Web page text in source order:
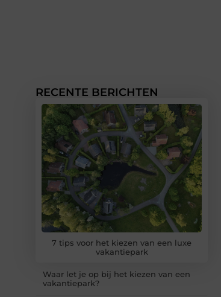
RECENTE BERICHTEN
7 tips voor het kiezen van een luxe
vakantiepark
Waar let je op bij het kiezen van een
vakantiepark?